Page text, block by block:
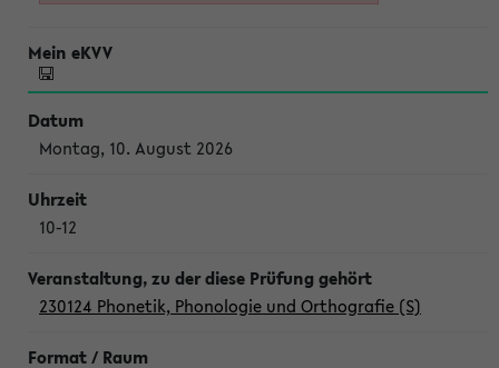
Montag, 10. August 2026
10-12
230124 Phonetik, Phonologie und Orthografie (S)